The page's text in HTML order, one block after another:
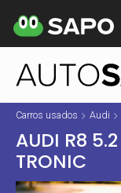
Carros usados Audi
AUDI R8
TRONIC